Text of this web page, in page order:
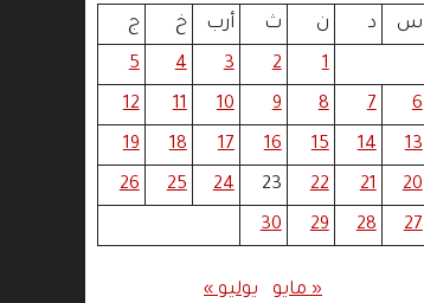
س
د ن ث أرب خ
ج
1
2
3
4
5
6
7
8
9
10
11
12
13
14
15
16
17
18
19
20
21
22
23
24
25
26
27
28
29
30
« مايو يوليو »